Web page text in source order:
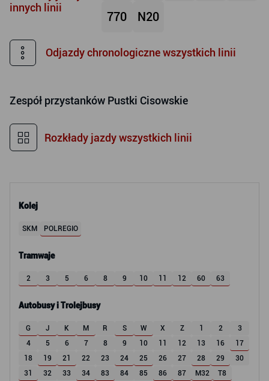
Kolej
SKM POLREGIO
Tramwaje
2 3 5 6 8 9 10 11 12 60 63
Autobusy i Trolejbusy
G J K M R S W X Z 1 2
3
4
5 6 7 8 9 10 11 12 13 16
17
18
19 21 22 23 24 25 26 27 28 29
30
31
32 33 34 83 84 85 86 87 M32 T8
innych linii
770 N20
Odjazdy chronologiczne wszystkich linii
Zespół przystanków Pustki Cisowskie
Rozkłady jazdy wszystkich linii